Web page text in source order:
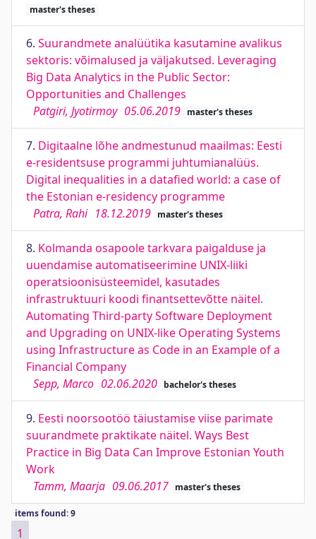
master's theses
6. Suurandmete analüütika kasutamine avalikus
sektoris: võimalused ja väljakutsed. Leveraging
Big Data Analytics in the Public Sector:
Opportunities and Challenges
Patgiri, Jyotirmoy 05.06.2019 master's theses
7. Digitaalne lõhe andmestunud maailmas: Eesti
e-residentsuse programmi juhtumianalüüs.
Digital inequalities in a datafied world: a case of
the Estonian e-residency programme
Patra, Rahi 18.12.2019 master's theses
8. Kolmanda osapoole tarkvara paigalduse ja
uuendamise automatiseerimine UNIX-liiki
operatsioonisüsteemidel, kasutades
infrastruktuuri koodi finantsettevõtte näitel.
Automating Third-party Software Deployment
and Upgrading on UNIX-like Operating Systems
using Infrastructure as Code in an Example of a
Financial Company
Sepp, Marco 02.06.2020 bachelor's theses
9. Eesti noorsootöö täiustamise viise parimate
suurandmete praktikate näitel. Ways Best
Practice in Big Data Can Improve Estonian Youth
Work
Tamm, Maarja 09.06.2017 master's theses
items found: 9
1